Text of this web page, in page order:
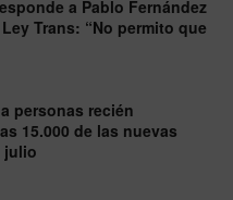
a Pablo Fernández
Trans: “No permito que
personas recién
15.000 de las nuevas
julio